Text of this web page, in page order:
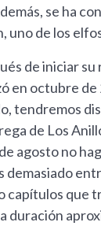
se ha
uno de los
de iniciar
en octubre
tendremos
de Los
agosto no
demasiado
capítulos que
duración